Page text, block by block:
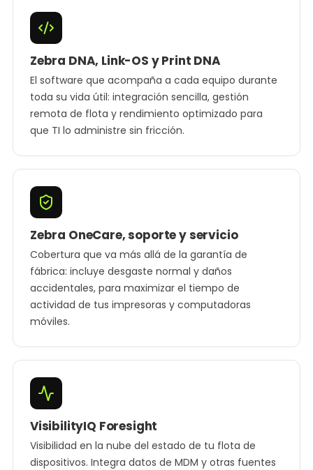
Zebra DNA, Link-OS y Print DNA
El software que acompaña a cada equipo durante
toda su vida útil: integración sencilla, gestión
remota de flota y rendimiento optimizado para
que TI lo administre sin fricción.
Zebra OneCare, soporte y servicio
Cobertura que va más allá de la garantía de
fábrica: incluye desgaste normal y daños
accidentales, para maximizar el tiempo de
actividad de tus impresoras y computadoras
móviles.
VisibilityIQ Foresight
Visibilidad en la nube del estado de tu flota de
dispositivos. Integra datos de MDM y otras fuentes